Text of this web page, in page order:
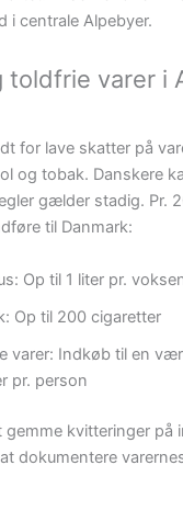
i centrale Alpebyer.
toldfrie varer i
for lave skatter på
og tobak. Danskere
gælder stadig. Pr.
til Danmark:
Op til 1 liter pr.
Op til 200 cigaretter
varer: Indkøb til en
pr. person
gemme kvitteringer på
dokumentere